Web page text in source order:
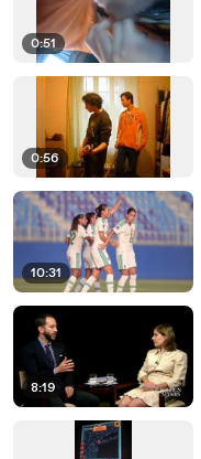
0:51
0:56
10:31
8:19